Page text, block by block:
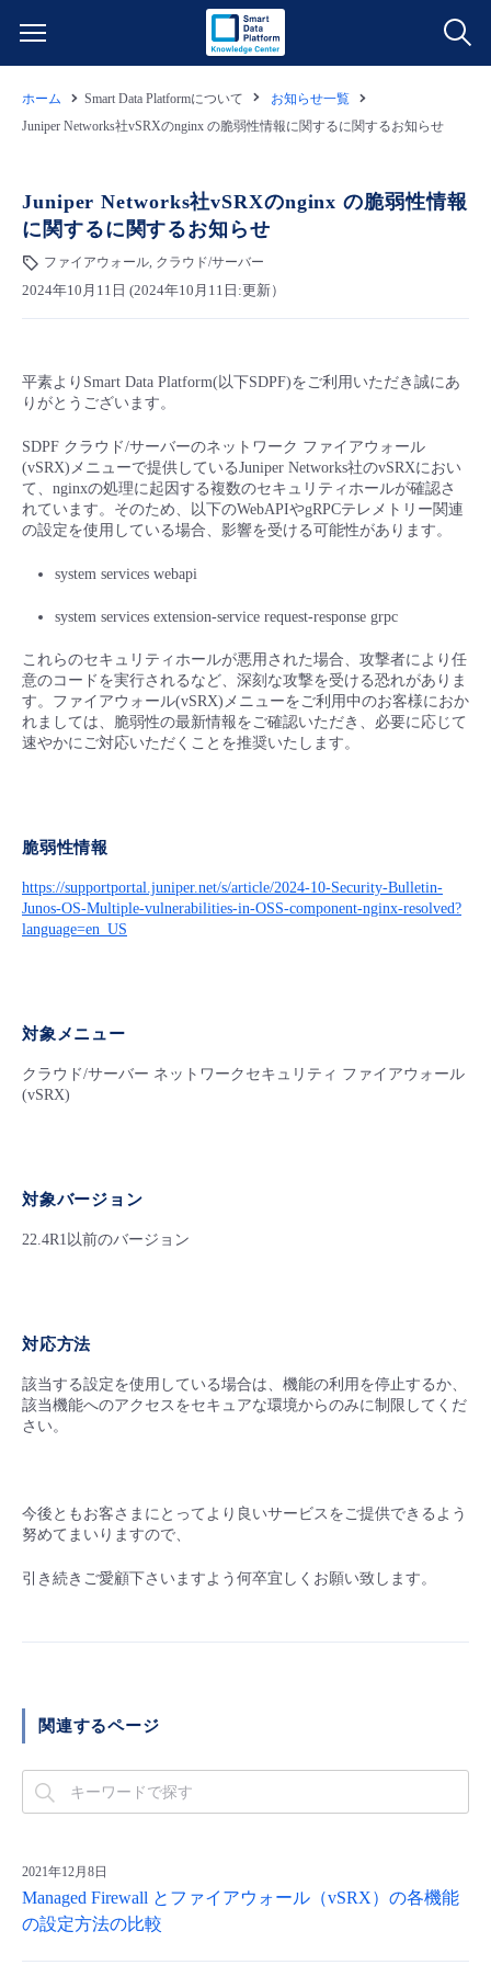
クラウド/サーバー
ネットワーク
サポート
すべてのメニューを見る
データ利活用
クラウド/サーバー
モニタリング/監査
管理機能
すべてのメニューを見る
料金情報
料金シミュレーター
ネットワーク
モニタリング/監査
サポート
すべてのメニューを見る
ご利用開始ガイド
■ セットアップガイド
- 初期設定・確認
- ユーザー機能の管理
- 登録情報の管理
■ 基本構築ガイド
- Flexible Remote Access
- セキュリティ・監査
- マルチクラウド利用
- リモートワーク
- その他
サービス稼働状況
メンテナンス予定
定期メンテナンス
パートナー
協業パートナー
脱炭素化
ホーム Smart Data Platformについて
お知らせ一覧
Juniper Networks社vSRXのnginx の脆弱性情報に関するに関するお知らせ
Juniper Networks社vSRXのnginx の脆弱性情報
に関するに関するお知らせ
ファイアウォール, クラウド/サーバー
2024年10月11日 (2024年10月11日:更新）
平素よりSmart Data Platform(以下SDPF)をご利用いただき誠にあ
りがとうございます。
SDPF クラウド/サーバーのネットワーク ファイアウォール
(vSRX)メニューで提供しているJuniper Networks社のvSRXにおい
て、nginxの処理に起因する複数のセキュリティホールが確認さ
れています。そのため、以下のWebAPIやgRPCテレメトリー関連
の設定を使用している場合、影響を受ける可能性があります。
system services webapi
system services extension-service request-response grpc
これらのセキュリティホールが悪用された場合、攻撃者により任
意のコードを実行されるなど、深刻な攻撃を受ける恐れがありま
す。ファイアウォール(vSRX)メニューをご利用中のお客様におか
れましては、脆弱性の最新情報をご確認いただき、必要に応じて
速やかにご対応いただくことを推奨いたします。
脆弱性情報
https://supportportal.juniper.net/s/article/2024-10-Security-Bulletin-
Junos-OS-Multiple-vulnerabilities-in-OSS-component-nginx-resolved?
language=en_US
対象メニュー
クラウド/サーバー ネットワークセキュリティ ファイアウォール
(vSRX)
対象バージョン
22.4R1以前のバージョン
対応方法
該当する設定を使用している場合は、機能の利用を停止するか、
該当機能へのアクセスをセキュアな環境からのみに制限してくだ
さい。
今後ともお客さまにとってより良いサービスをご提供できるよう
努めてまいりますので、
引き続きご愛顧下さいますよう何卒宜しくお願い致します。
関連するページ
2021年12月8日
Managed Firewall とファイアウォール（vSRX）の各機能
の設定方法の比較